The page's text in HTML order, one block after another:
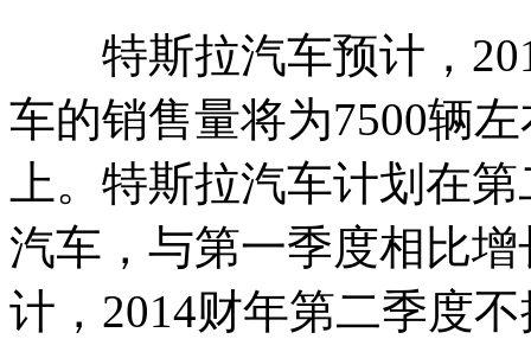
特斯拉汽车预计，
车的销售量将为7500辆
上。特斯拉汽车计划在
汽车，与第一季度相比
计，2014财年第二季度